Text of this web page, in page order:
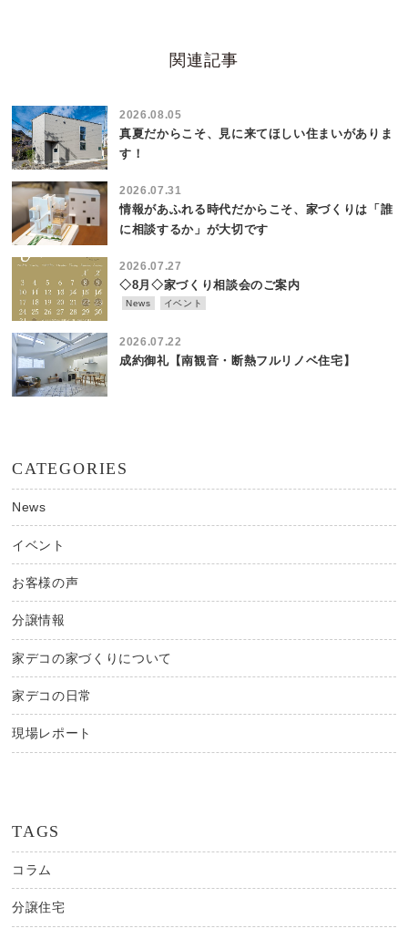
関連記事
2026.08.05
真夏だからこそ、見に来てほしい住まいがありま
す！
2026.07.31
情報があふれる時代だからこそ、家づくりは「誰
に相談するか」が大切です
2026.07.27
◇8月◇家づくり相談会のご案内
News イベント
2026.07.22
成約御礼【南観音・断熱フルリノベ住宅】
CATEGORIES
News
イベント
お客様の声
分譲情報
家デコの家づくりについて
家デコの日常
現場レポート
TAGS
コラム
分譲住宅